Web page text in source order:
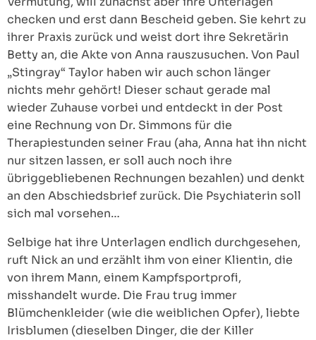
checken und erst dann Bescheid geben. Sie kehrt zu
ihrer Praxis zurück und weist dort ihre Sekretärin
Betty an, die Akte von Anna rauszusuchen. Von Paul
„Stingray“ Taylor haben wir auch schon länger
nichts mehr gehört! Dieser schaut gerade mal
wieder Zuhause vorbei und entdeckt in der Post
eine Rechnung von Dr. Simmons für die
Therapiestunden seiner Frau (aha, Anna hat ihn nicht
nur sitzen lassen, er soll auch noch ihre
übriggebliebenen Rechnungen bezahlen) und denkt
an den Abschiedsbrief zurück. Die Psychiaterin soll
sich mal vorsehen…
Selbige hat ihre Unterlagen endlich durchgesehen,
ruft Nick an und erzählt ihm von einer Klientin, die
von ihrem Mann, einem Kampfsportprofi,
misshandelt wurde. Die Frau trug immer
Blümchenkleider (wie die weiblichen Opfer), liebte
Irisblumen (dieselben Dinger, die der Killer